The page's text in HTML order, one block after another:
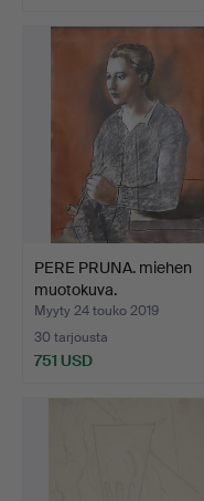
PERE PRUNA. miehen
muotokuva.
Myyty 24 touko 2019
30 tarjousta
751 USD